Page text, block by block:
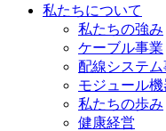
私たちについて
私たちの強み
ケーブル事業
配線システム
モジュール
私たちの歩み
健康経営